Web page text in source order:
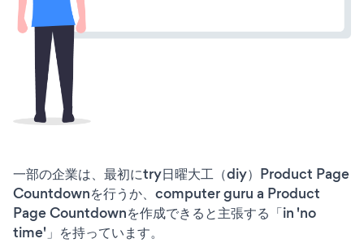
一部の企業は、最初にtry日曜大工（diy）Product Page
Countdownを行うか、computer guru a Product
Page Countdownを作成できると主張する「in 'no
time'」を持っています。